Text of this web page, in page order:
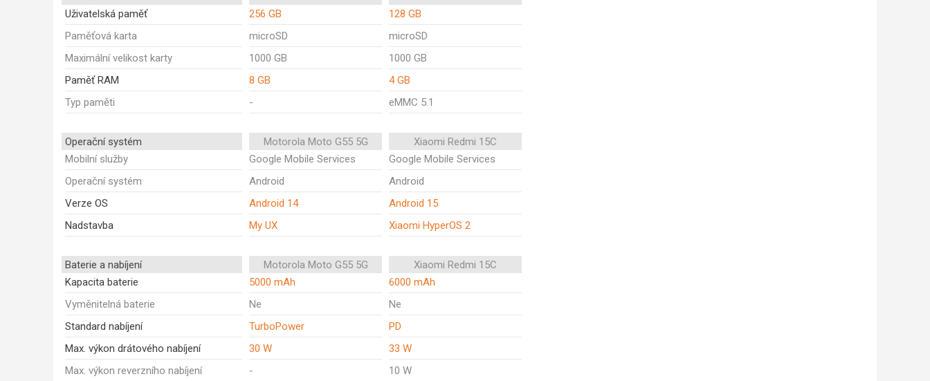
Uživatelská paměť
256 GB
128 GB
Paměťová karta
microSD
microSD
Maximální velikost karty
1000 GB
1000 GB
Paměť RAM
8 GB
4 GB
Typ paměti
- eMMC 5.1
Operační systém Motorola Moto G55 5G
Xiaomi Redmi 15C
Mobilní služby
Google Mobile Services
Google Mobile Services
Operační systém
Android
Android
Verze OS
Android 14
Android 15
Nadstavba
My UX Xiaomi HyperOS 2
Baterie a nabíjení Motorola Moto G55 5G
Xiaomi Redmi 15C
Kapacita baterie
5000 mAh
6000 mAh
Vyměnitelná baterie
Ne
Ne
Standard nabíjení
TurboPower
PD
Max. výkon drátového nabíjení
30 W
33 W
Max. výkon reverzního nabíjení
-
10 W